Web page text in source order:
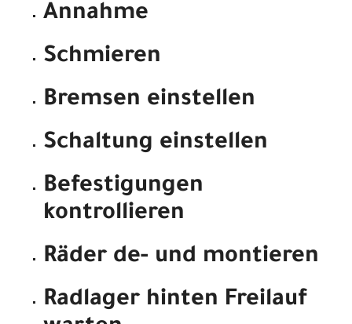
Annahme
Schmieren
Bremsen einstellen
Schaltung einstellen
Befestigungen
kontrollieren
Räder de- und montieren
Radlager hinten Freilauf